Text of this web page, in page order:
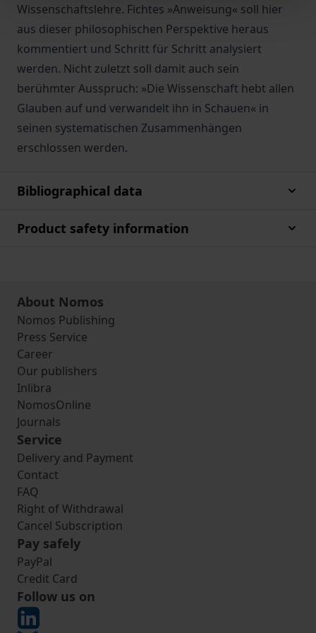
Wissenschaftslehre. Fichtes »Anweisung« soll hier
aus dieser philosophischen Perspektive heraus
kommentiert und Schritt für Schritt analysiert
werden. Nicht zuletzt soll damit auch sein
berühmter Ausspruch: »Die Wissenschaft hebt allen
Glauben auf und verwandelt ihn in Schauen« in
seinen systematischen Zusammenhängen
erschlossen werden.
Bibliographical data
Product safety information
About Nomos
Nomos Publishing
Press Service
Career
Our publishers
Inlibra
NomosOnline
Journals
Service
Delivery and Payment
Contact
FAQ
Right of Withdrawal
Cancel Subscription
Pay safely
PayPal
Credit Card
Follow us on